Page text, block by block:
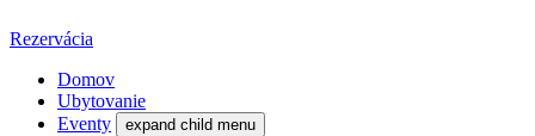
Rezervácia
Domov
Ubytovanie
Eventy
expand child menu